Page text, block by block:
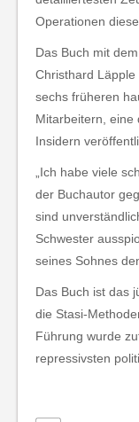
Operationen
Das Buch mit
Christhard
sechs früheren
Mitarbeitern, eine
Insidern
„Ich habe viele
der Buchautor
sind
Schwester
seines Sohnes
Das Buch ist das
die Stasi-
Führung wurde
repressivsten